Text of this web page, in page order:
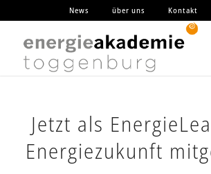
News über uns Kontakt
Jetzt als
Energiezukunft